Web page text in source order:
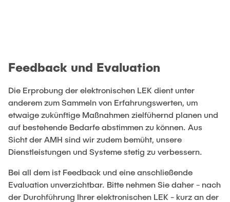
Feedback und Evaluation
Die Erprobung der elektronischen LEK dient unter
anderem zum Sammeln von Erfahrungswerten, um
etwaige zukünftige Maßnahmen zielfühernd planen und
auf bestehende Bedarfe abstimmen zu können. Aus
Sicht der AMH sind wir zudem bemüht, unsere
Dienstleistungen und Systeme stetig zu verbessern.
Bei all dem ist Feedback und eine anschließende
Evaluation unverzichtbar. Bitte nehmen Sie daher - nach
der Durchführung Ihrer elektronischen LEK - kurz an der